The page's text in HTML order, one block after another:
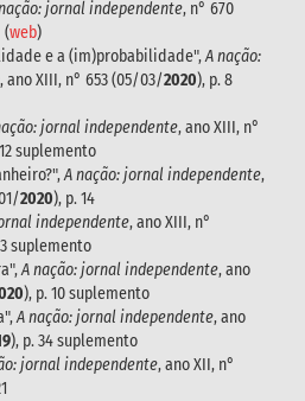
jornal independente, n° 670
(web)
e a (im)probabilidade",A nação:
, ano XIII, n° 653 (05/03/2020), p. 8
jornal independente, ano XIII, n°
suplemento
A nação: jornal independente,
2020), p. 14
independente, ano XIII, n°
suplemento
A nação: jornal independente, ano
), p. 10 suplemento
A nação: jornal independente, ano
), p. 34 suplemento
jornal independente, ano XII, n°